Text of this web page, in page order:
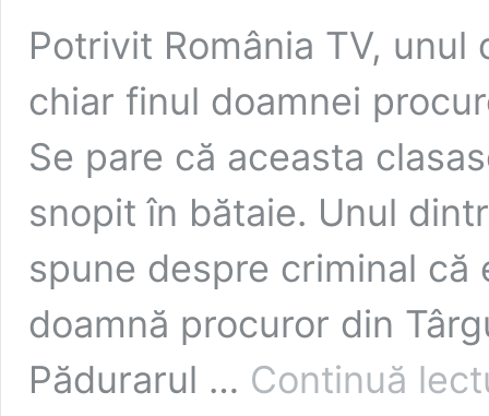
Potrivit România TV,
chiar finul doamnei
Se pare că aceasta
snopit în bătaie. Unul
spune despre criminal
doamnă procuror din
Pădurarul … Continuă